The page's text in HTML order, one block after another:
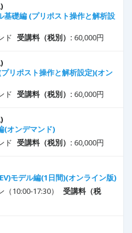
基礎編 (プリポスト操作と解析設
ド 受講料（税別）: 60,000円
リポスト操作と解析設定)(オン
ド 受講料（税別）: 60,000円
(オンデマンド)
ド 受講料（税別）: 60,000円
モデル編(1日間)(オンライン版)
10:00-17:30）
受講料（税